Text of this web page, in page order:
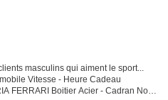
masculins qui aiment le sport...
Vitesse - Heure Cadeau
FERRARI Boitier Acier - Cadran Noir